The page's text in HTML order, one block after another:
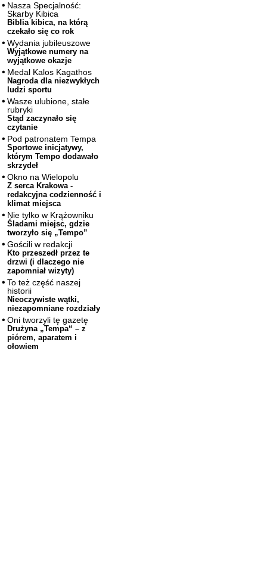
Nasza Specjalność:
Skarby Kibica
Biblia kibica, na którą
czekało się co rok
Wydania jubileuszowe
Wyjątkowe numery na
wyjątkowe okazje
Medal Kalos Kagathos
Nagroda dla niezwykłych
ludzi sportu
Wasze ulubione, stałe
rubryki
Stąd zaczynało się
czytanie
Pod patronatem Tempa
Sportowe inicjatywy,
którym Tempo dodawało
skrzydeł
Okno na Wielopolu
Z serca Krakowa -
redakcyjna codzienność i
klimat miejsca
Nie tylko w Krążowniku
Śladami miejsc, gdzie
tworzyło się „Tempo”
Gościli w redakcji
Kto przeszedł przez te
drzwi (i dlaczego nie
zapomniał wizyty)
To też część naszej
historii
Nieoczywiste wątki,
niezapomniane rozdziały
Oni tworzyli tę gazetę
Drużyna „Tempa“ – z
piórem, aparatem i
ołowiem